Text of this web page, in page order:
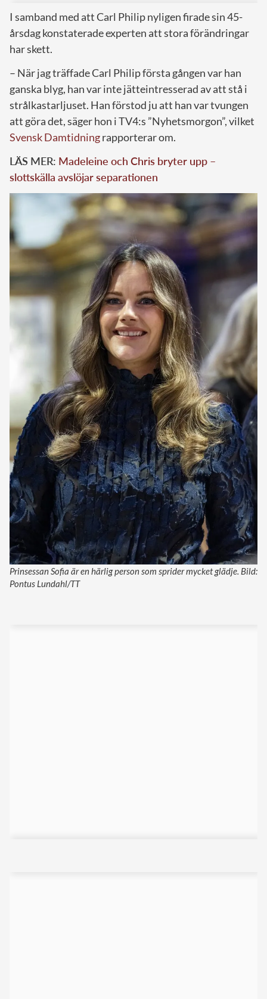
I samband med att Carl Philip nyligen firade sin 45-
årsdag konstaterade experten att stora förändringar
har skett.
– När jag träffade Carl Philip första gången var han
ganska blyg, han var inte jätteintresserad av att stå i
strålkastarljuset. Han förstod ju att han var tvungen
att göra det, säger hon i TV4:s ”Nyhetsmorgon”, vilket
Svensk Damtidningrapporterar om.
LÄS MER: Madeleine och Chris bryter upp –
slottskälla avslöjar separationen
Prinsessan Sofia är en härlig person som sprider mycket glädje. Bild:
Pontus Lundahl/TT